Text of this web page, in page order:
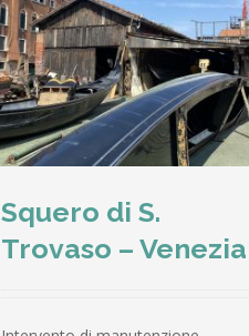
Squero di S.
Trovaso – Venezia